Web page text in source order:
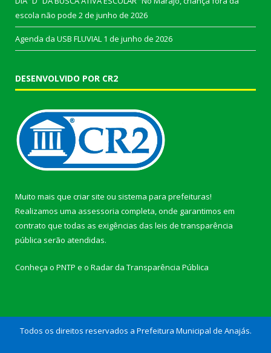
escola não pode 2 de junho de 2026
Agenda da USB FLUVIAL 1 de junho de 2026
DESENVOLVIDO POR CR2
Muito mais que criar site ou sistema para prefeituras!
Realizamos uma assessoria completa, onde garantimos em
contrato que todas as exigências das leis de transparência
pública serão atendidas.
Conheça o PNTP e o Radar da Transparência Pública
Todos os direitos reservados a Prefeitura Municipal de Anajás.